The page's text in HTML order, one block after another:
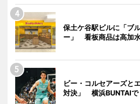
保土ケ谷駅ビルに「ブ
ー」 看板商品は高加
ビー・コルセアーズと
対決」 横浜BUNTAIで